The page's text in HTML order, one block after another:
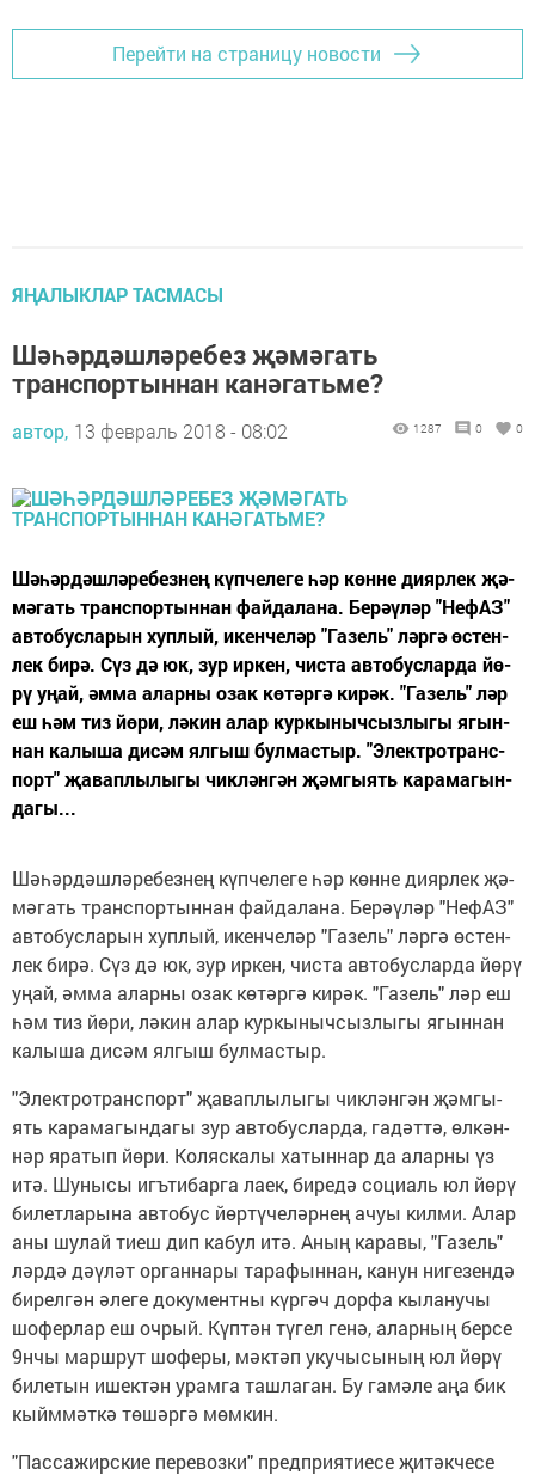
Перейти на страницу новости
ЯҢАЛЫКЛАР ТАСМАСЫ
Шәһәрдәшләребез җәмәгать
транспортыннан канәгатьме?
автор, 13 февраль 2018 - 08:02 1287 0 0
Шә­һәр­дәш­лә­ре­без­нең күп­че­ле­ге һәр көн­не ди­яр­лек җә­
мә­гать тран­с­пор­тын­нан фай­да­ла­на. Бе­рә­ү­ләр "Не­фАЗ"
ав­то­бус­ла­рын хуп­лый, икен­че­ләр "Га­зель" ләр­гә өс­тен­
лек би­рә. Сүз дә юк, зур ир­кен, чис­та ав­то­бус­лар­да йө­
рү уңай, әм­ма алар­ны озак кө­тәр­гә ки­рәк. "Га­зель" ләр
еш һәм тиз йө­ри, лә­кин алар кур­кы­ныч­сыз­лы­гы ягын­
нан ка­лы­ша ди­сәм ял­гыш бул­мас­тыр. "Элек­трот­ран­с­
порт" җа­вап­лы­лы­гы чик­лән­гән җәм­гы­ять ка­ра­ма­гын­
да­гы...
Шә­һәр­дәш­лә­ре­без­нең күп­че­ле­ге һәр көн­не ди­яр­лек җә­
мә­гать тран­с­пор­тын­нан фай­да­ла­на. Бе­рә­ү­ләр "Не­фАЗ"
ав­то­бус­ла­рын хуп­лый, икен­че­ләр "Га­зель" ләр­гә өс­тен­
лек би­рә. Сүз дә юк, зур ир­кен, чис­та ав­то­бус­лар­да йө­рү
уңай, әм­ма алар­ны озак кө­тәр­гә ки­рәк. "Га­зель" ләр еш
һәм тиз йө­ри, лә­кин алар кур­кы­ныч­сыз­лы­гы ягын­нан
ка­лы­ша ди­сәм ял­гыш бул­мас­тыр.
"Элек­трот­ран­с­порт" җа­вап­лы­лы­гы чик­лән­гән җәм­гы­
ять ка­ра­ма­гын­да­гы зур ав­то­бус­лар­да, га­дәт­тә, өл­кән­
нәр яра­тып йө­ри. Ко­ляс­ка­лы ха­тын­нар да алар­ны үз
итә. Шу­ны­сы игъ­ти­бар­га ла­ек, би­ре­дә со­ци­аль юл йө­рү
би­лет­ла­ры­на ав­то­бус йөр­тү­че­ләр­нең ачуы кил­ми. Алар
аны шу­лай ти­еш дип ка­бул итә. Аның ка­ра­вы, "Га­зель"
ләр­дә дә­ү­ләт ор­ган­на­ры та­ра­фын­нан, ка­нун ни­ге­зен­дә
би­рел­гән әле­ге до­ку­мент­ны күр­гәч дор­фа кы­ла­ну­чы
шо­фер­лар еш оч­рый. Күп­тән тү­гел ге­нә, алар­ның бер­се
9нчы марш­рут шо­фе­ры, мәк­тәп уку­чы­сы­ның юл йө­рү
би­ле­тын ишек­тән урам­га таш­ла­ган. Бу га­мә­ле аңа бик
кыйм­мәт­кә тө­шәр­гә мөм­кин.
"Пас­са­жирс­кие пе­ре­воз­ки" пред­при­я­ти­е­се җи­тәк­че­се